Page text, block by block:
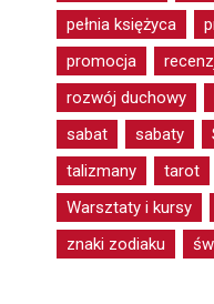
pełnia księżyca
promocja
rozwój duchowy
sabat
sabaty
talizmany
tarot
Warsztaty i kursy
znaki zodiaku